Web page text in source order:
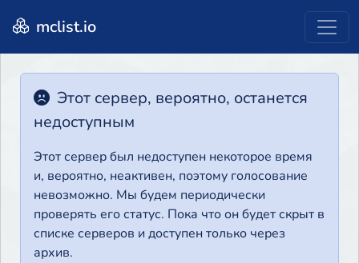
mclist.io
Этот сервер, вероятно, останется
недоступным
Этот сервер был недоступен некоторое время
и, вероятно, неактивен, поэтому голосование
невозможно. Мы будем периодически
проверять его статус. Пока что он будет скрыт в
списке серверов и доступен только через
архив.